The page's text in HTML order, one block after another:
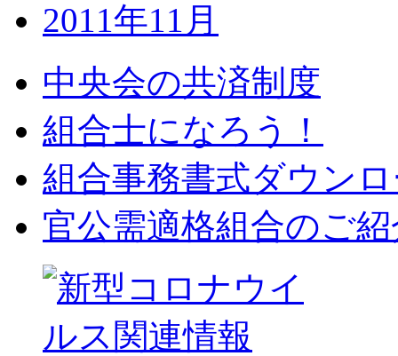
2011年11月
中央会の共済制度
組合士になろう！
組合事務書式ダウン
官公需適格組合のご